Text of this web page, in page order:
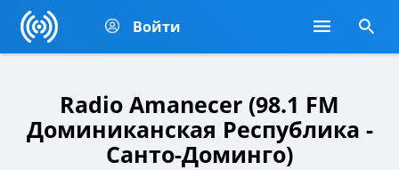
Войти
Radio Amanecer (98.1 FM
Доминиканская Республика -
Санто-Доминго)